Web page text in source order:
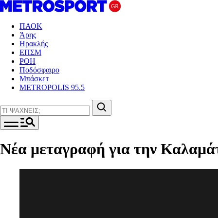
ΠΑΟΚ
Άρης
Ηρακλής
ΕΠΣΜ
ΡΟΗ
Ποδόσφαιρο
Μπάσκετ
METROPOLIS 95.5
Νέα μεταγραφή για την